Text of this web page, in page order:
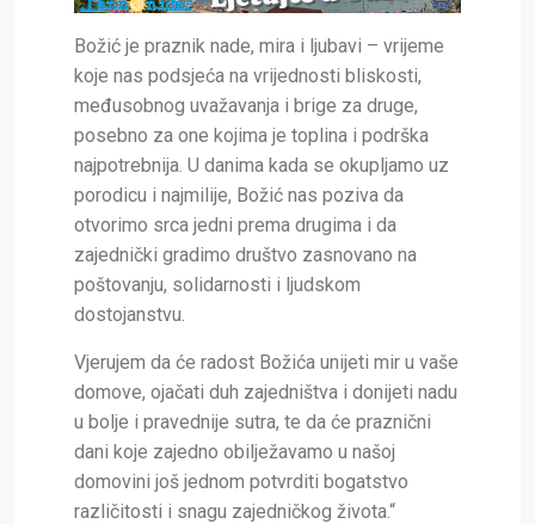
Božić je praznik nade, mira i ljubavi – vrijeme
koje nas podsjeća na vrijednosti bliskosti,
međusobnog uvažavanja i brige za druge,
posebno za one kojima je toplina i podrška
najpotrebnija. U danima kada se okupljamo uz
porodicu i najmilije, Božić nas poziva da
otvorimo srca jedni prema drugima i da
zajednički gradimo društvo zasnovano na
poštovanju, solidarnosti i ljudskom
dostojanstvu.
Vjerujem da će radost Božića unijeti mir u vaše
domove, ojačati duh zajedništva i donijeti nadu
u bolje i pravednije sutra, te da će praznični
dani koje zajedno obilježavamo u našoj
domovini još jednom potvrditi bogatstvo
različitosti i snagu zajedničkog života.“